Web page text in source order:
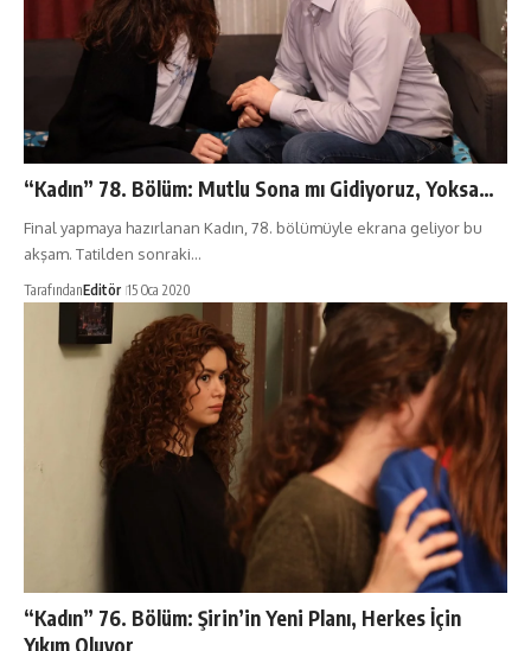
“Kadın” 78. Bölüm: Mutlu Sona mı Gidiyoruz, Yoksa…
Final yapmaya hazırlanan Kadın, 78. bölümüyle ekrana geliyor bu
akşam. Tatilden sonraki…
TarafındanEditör 15 Oca 2020
“Kadın” 76. Bölüm: Şirin’in Yeni Planı, Herkes İçin
Yıkım Oluyor